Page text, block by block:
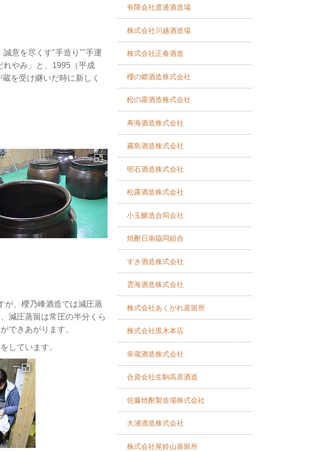
意を尽くす"手造り""手運
れやみ」と、1995（平成
を受け継いだ時に新しく
が、櫻乃峰酒造では減圧蒸
減圧蒸留は常圧の半分くら
できあがります。
しています。
有限会社渡邊酒造場
株式会社川越酒造場
株式会社正春酒造
櫻の郷酒造株式会社
松の露酒造株式会社
寿海酒造株式会社
霧島酒造株式会社
明石酒造株式会社
松露酒造株式会社
小玉醸造合同会社
焼酎日南協同組合
すき酒造株式会社
雲海酒造株式会社
株式会社あくがれ蒸留所
株式会社黒木本店
幸蔵酒造株式会社
合資会社生駒高原酒造
佐藤焼酎製造場株式会社
大浦酒造株式会社
株式会社尾鈴山蒸留所